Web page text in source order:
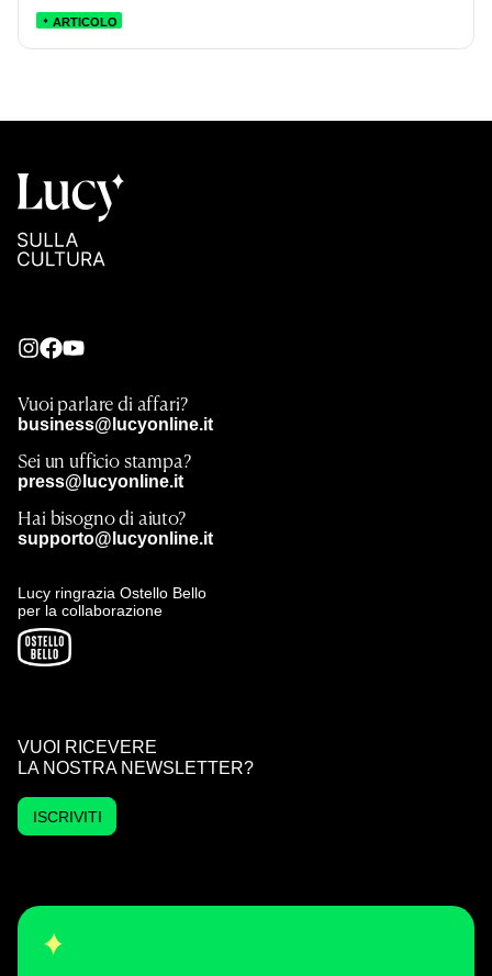
ARTICOLO
Vuoi parlare di affari?
business@lucyonline.it
Sei un ufficio stampa?
press@lucyonline.it
Hai bisogno di aiuto?
supporto@lucyonline.it
Lucy ringrazia Ostello Bello
per la collaborazione
VUOI RICEVERE
LA NOSTRA NEWSLETTER?
ISCRIVITI